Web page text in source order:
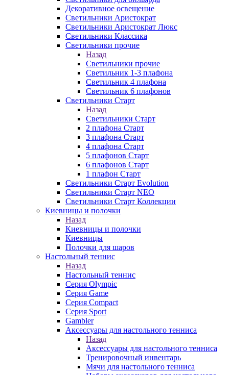
Декоративное освещение
Светильники Аристократ
Светильники Аристократ Люкс
Светильники Классика
Светильники прочие
Назад
Светильники прочие
Светильник 1-3 плафона
Светильник 4 плафона
Светильник 6 плафонов
Светильники Старт
Назад
Светильники Старт
2 плафона Старт
3 плафона Старт
4 плафона Старт
5 плафонов Старт
6 плафонов Старт
1 плафон Старт
Светильники Старт Evolution
Светильники Старт NEO
Светильники Старт Коллекции
Киевницы и полочки
Назад
Киевницы и полочки
Киевницы
Полочки для шаров
Настольный теннис
Назад
Настольный теннис
Серия Olympic
Серия Game
Серия Compact
Серия Sport
Gambler
Аксессуары для настольного тенниса
Назад
Аксессуары для настольного тенниса
Тренировочный инвентарь
Мячи для настольного тенниса